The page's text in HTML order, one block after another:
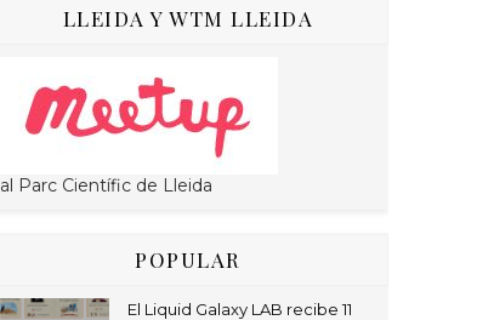
LLEIDA Y WTM LLEIDA
al Parc Científic de Lleida
POPULAR
El Liquid Galaxy LAB recibe 11